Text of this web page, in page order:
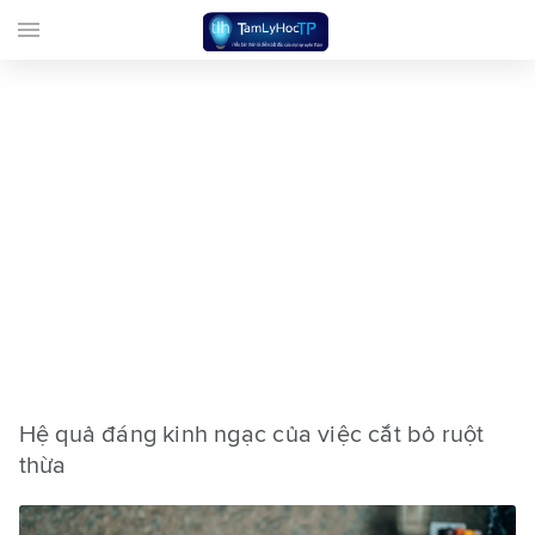
Hệ quả đáng kinh ngạc của việc cắt bỏ ruột
thừa
menu